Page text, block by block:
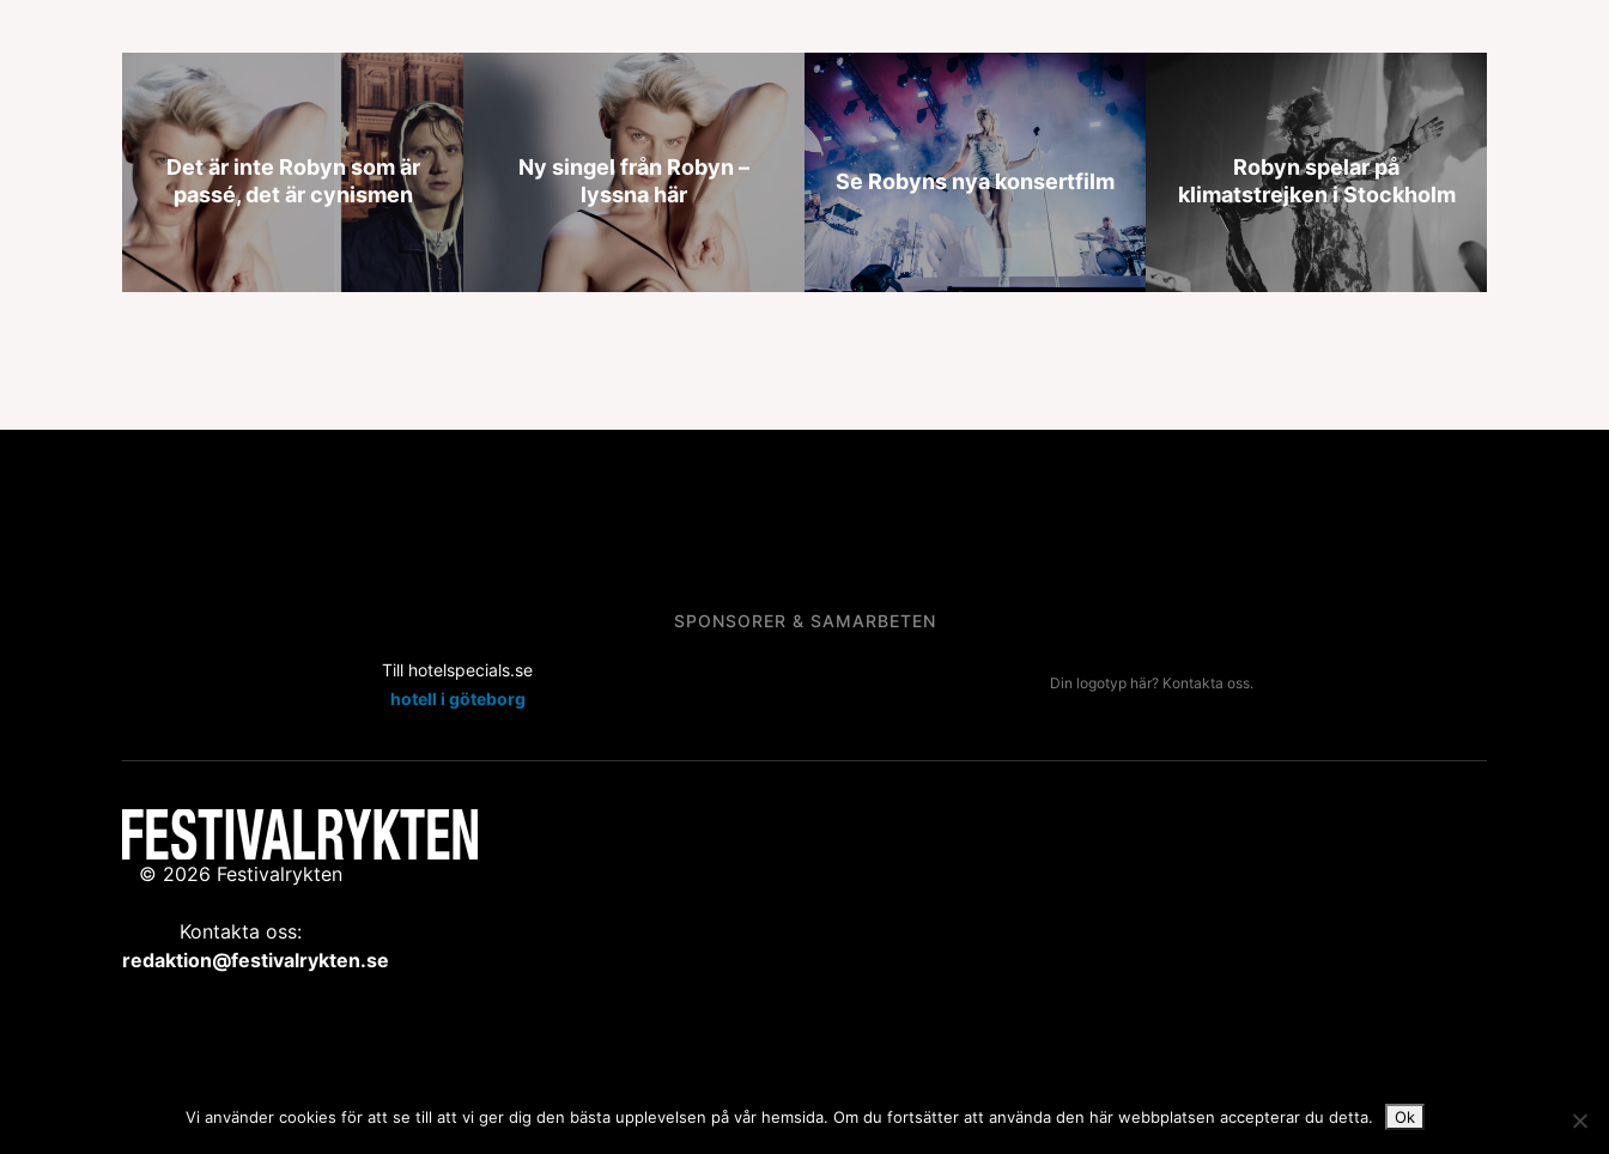
Det är inte Robyn som är
passé, det är cynismen
Ny singel från Robyn –
lyssna här
Se Robyns nya konsertfilm
Robyn spelar på
klimatstrejken i Stockholm
SPONSORER & SAMARBETEN
Till hotelspecials.se
hotell i göteborg
Din logotyp här? Kontakta oss.
© 2026 Festivalrykten
Kontakta oss:
redaktion@festivalrykten.se
Vi använder cookies för att se till att vi ger dig den bästa upplevelsen på vår hemsida. Om du fortsätter att använda den här webbplatsen accepterar du detta. Ok